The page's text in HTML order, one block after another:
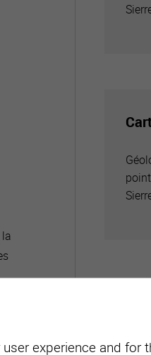
experience and for